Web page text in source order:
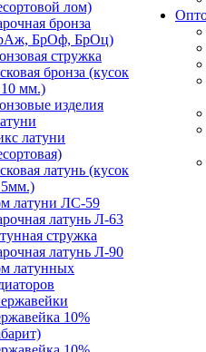
лом)
бронза
БрОф, БрОц)
стружка
бронза (кусок
10 мм.)
изделия
латуни
латунь (кусок
5мм.)
латуни ЛС-59
латунь Л-63
стружка
латунь Л-90
латунных
10%